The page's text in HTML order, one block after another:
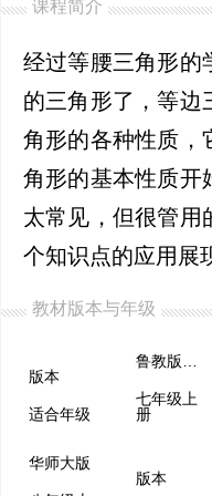
课程简介
经过等腰三角形的
的三角形了，等边
角形的各种性质，
角形的基本性质开
太常见，但很管用
个知识点的应用展
教材版本与年级
版本
适合年级
七年级上
册
华师大版
版本